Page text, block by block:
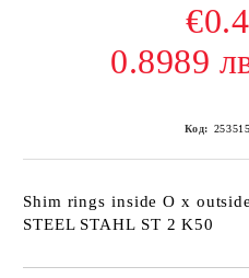
0.8989
Код:
Shim rings inside O x
STEEL STAHL ST 2 K50